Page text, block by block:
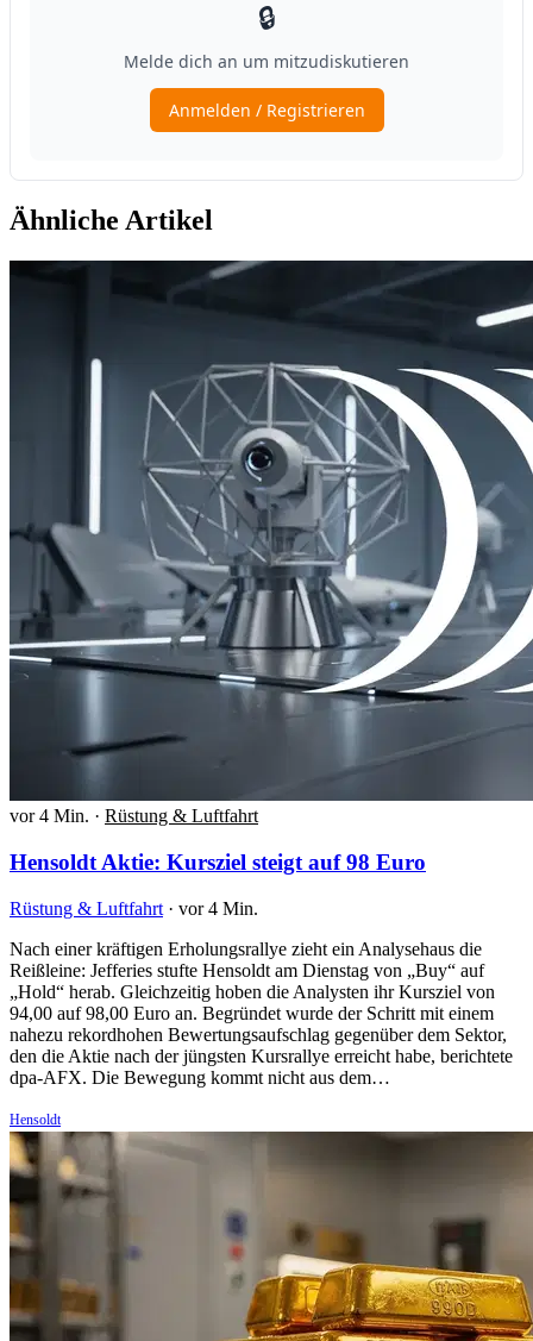
Ähnliche Artikel
vor 4 Min. · Rüstung & Luftfahrt
Hensoldt Aktie: Kursziel steigt auf 98 Euro
Rüstung & Luftfahrt · vor 4 Min.
Nach einer kräftigen Erholungsrallye zieht ein Analysehaus die
Reißleine: Jefferies stufte Hensoldt am Dienstag von „Buy“ auf
„Hold“ herab. Gleichzeitig hoben die Analysten ihr Kursziel von
94,00 auf 98,00 Euro an. Begründet wurde der Schritt mit einem
nahezu rekordhohen Bewertungsaufschlag gegenüber dem Sektor,
den die Aktie nach der jüngsten Kursrallye erreicht habe, berichtete
dpa-AFX. Die Bewegung kommt nicht aus dem…
Hensoldt